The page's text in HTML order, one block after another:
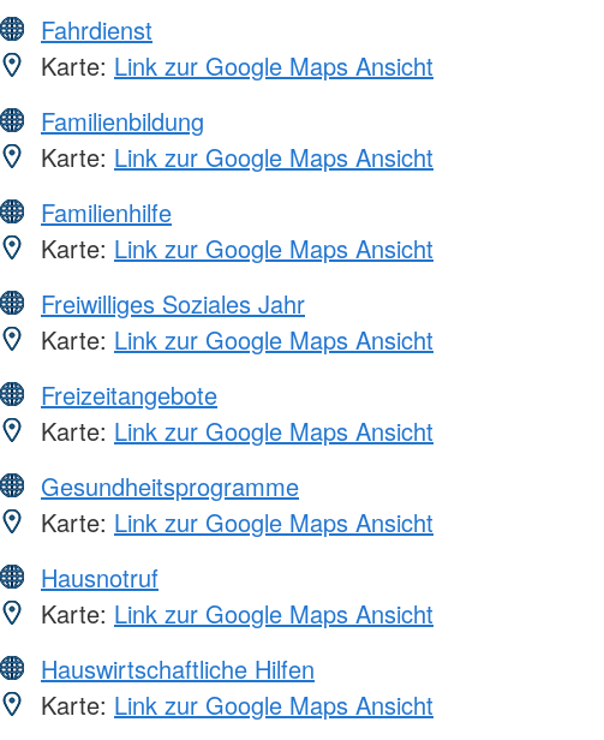
Fahrdienst
Karte: Link zur Google Maps Ansicht
Familienbildung
Karte: Link zur Google Maps Ansicht
Familienhilfe
Karte: Link zur Google Maps Ansicht
Freiwilliges Soziales Jahr
Karte: Link zur Google Maps Ansicht
Freizeitangebote
Karte: Link zur Google Maps Ansicht
Gesundheitsprogramme
Karte: Link zur Google Maps Ansicht
Hausnotruf
Karte: Link zur Google Maps Ansicht
Hauswirtschaftliche Hilfen
Karte: Link zur Google Maps Ansicht